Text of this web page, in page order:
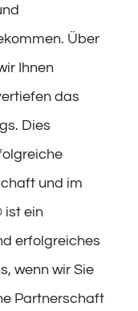
Über
Ihnen
das
Dies
und im
ist ein
erfolgreiches
wenn wir Sie
Partnerschaft